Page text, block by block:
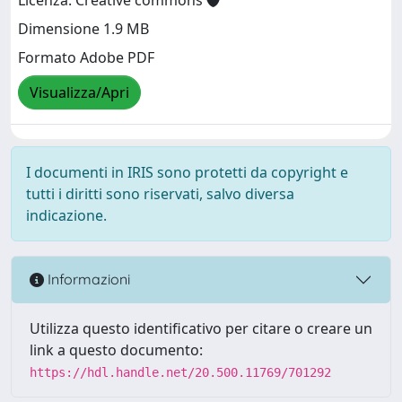
Dimensione 1.9 MB
Formato Adobe PDF
Visualizza/Apri
I documenti in IRIS sono protetti da copyright e
tutti i diritti sono riservati, salvo diversa
indicazione.
Informazioni
Utilizza questo identificativo per citare o creare un
link a questo documento:
https://hdl.handle.net/20.500.11769/701292